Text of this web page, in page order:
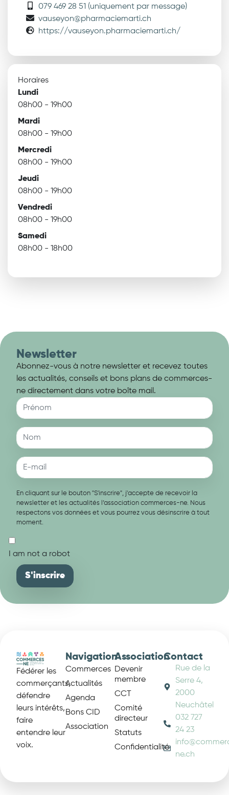
079 469 28 51 (uniquement par message)
vauseyon@pharmaciemarti.ch
https://vauseyon.pharmaciemarti.ch/
Horaires
Lundi
08h00 - 19h00
Mardi
08h00 - 19h00
Mercredi
08h00 - 19h00
Jeudi
08h00 - 19h00
Vendredi
08h00 - 19h00
Samedi
08h00 - 18h00
Newsletter
Abonnez-vous à notre newsletter et recevez toutes
les actualités, conseils et bons plans de commerces-
ne directement dans votre boîte mail.
En cliquant sur le bouton "S'inscrire", j'accepte de recevoir la
newsletter et les actualités l’association commerces-ne. Nous
respectons vos données et vous pourrez vous désinscrire à tout
moment.
I am not a robot
Fédérer les
commerçants,
défendre
leurs intérêts,
faire
entendre leur
voix.
Navigation
Commerces
Actualités
Agenda
Bons CID
Association
Association
Devenir
membre
CCT
Comité
directeur
Statuts
Confidentialité
Contact
Rue de la
Serre 4,
2000
Neuchâtel
032 727
24 23
ne.ch